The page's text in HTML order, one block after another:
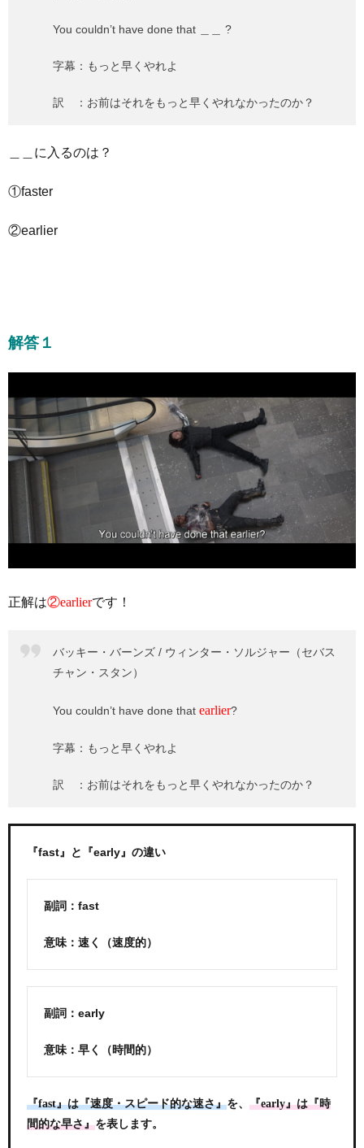
You couldn’t have done that ＿＿ ?
字幕：もっと早くやれよ
訳 ：お前はそれをもっと早くやれなかったのか？
＿＿に入るのは？
①faster
②earlier
解答１
正解は②earlierです！
バッキー・バーンズ / ウィンター・ソルジャー（セバス
チャン・スタン）
You couldn’t have done that earlier?
字幕：もっと早くやれよ
訳 ：お前はそれをもっと早くやれなかったのか？
『fast』と『early』の違い
副詞：fast
意味：速く（速度的）
副詞：early
意味：早く（時間的）
『fast』は『速度・スピード的な速さ』を、 『early』は『時
間的な早さ』を表します。